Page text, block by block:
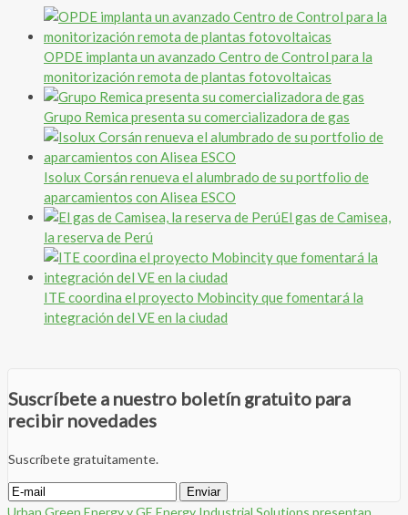
OPDE implanta un avanzado Centro de Control para la
monitorización remota de plantas fotovoltaicas
Grupo Remica presenta su comercializadora de gas
Isolux Corsán renueva el alumbrado de su portfolio de
aparcamientos con Alisea ESCO
El gas de Camisea,
la reserva de Perú
ITE coordina el proyecto Mobincity que fomentará la
integración del VE en la ciudad
Suscríbete a nuestro boletín gratuito para
recibir novedades
Suscríbete gratuitamente.
Urban Green Energy y GE Energy Industrial Solutions presentan